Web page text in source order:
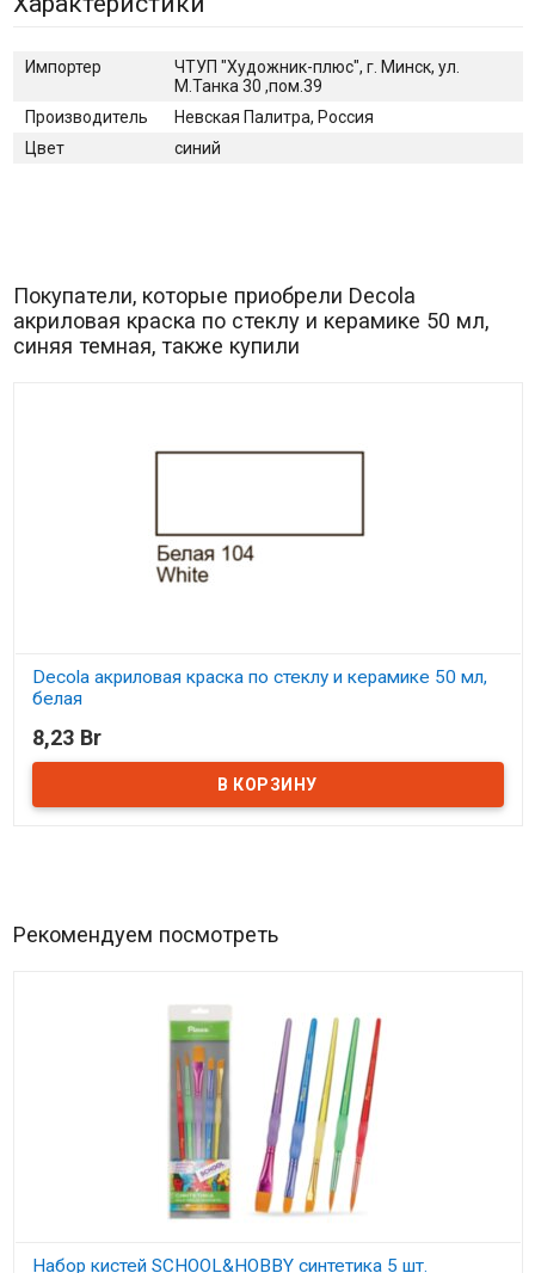
Импортер
ЧТУП "Художник-плюс", г. Минск, ул.
М.Танка 30 ,пом.39
Производитель
Невская Палитра, Россия
Цвет
синий
Покупатели, которые приобрели Decola
акриловая краска по стеклу и керамике 50 мл,
синяя темная, также купили
Decola акриловая краска по стеклу и керамике 50 мл,
белая
В наличии
8,23 Br
Рекомендуем посмотреть
Набор кистей SCHOOL&HOBBY синтетика 5 шт.